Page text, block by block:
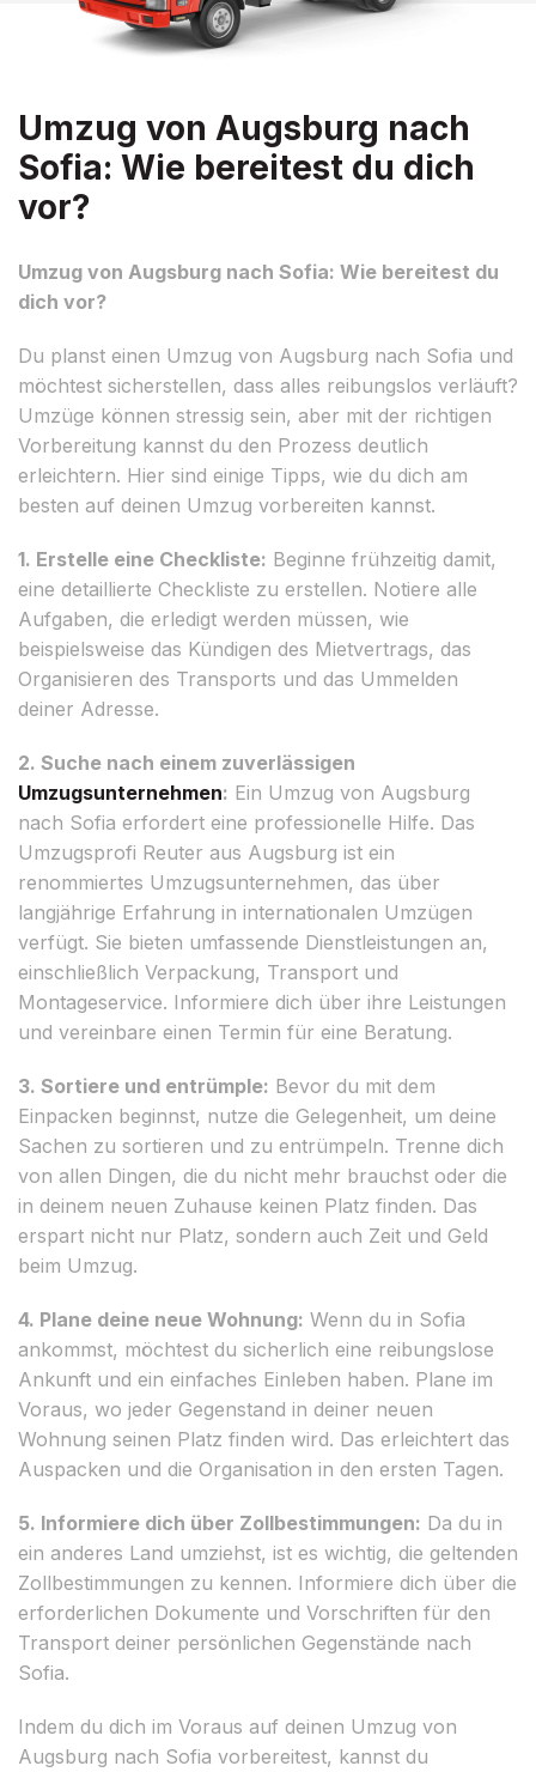
Umzug von Augsburg nach
Sofia: Wie bereitest du dich
vor?
Umzug von Augsburg nach Sofia: Wie bereitest du
dich vor?
Du planst einen Umzug von Augsburg nach Sofia und
möchtest sicherstellen, dass alles reibungslos verläuft?
Umzüge können stressig sein, aber mit der richtigen
Vorbereitung kannst du den Prozess deutlich
erleichtern. Hier sind einige Tipps, wie du dich am
besten auf deinen Umzug vorbereiten kannst.
1. Erstelle eine Checkliste: Beginne frühzeitig damit,
eine detaillierte Checkliste zu erstellen. Notiere alle
Aufgaben, die erledigt werden müssen, wie
beispielsweise das Kündigen des Mietvertrags, das
Organisieren des Transports und das Ummelden
deiner Adresse.
2. Suche nach einem zuverlässigen
Umzugsunternehmen: Ein Umzug von Augsburg
nach Sofia erfordert eine professionelle Hilfe. Das
Umzugsprofi Reuter aus Augsburg ist ein
renommiertes Umzugsunternehmen, das über
langjährige Erfahrung in internationalen Umzügen
verfügt. Sie bieten umfassende Dienstleistungen an,
einschließlich Verpackung, Transport und
Montageservice. Informiere dich über ihre Leistungen
und vereinbare einen Termin für eine Beratung.
3. Sortiere und entrümple: Bevor du mit dem
Einpacken beginnst, nutze die Gelegenheit, um deine
Sachen zu sortieren und zu entrümpeln. Trenne dich
von allen Dingen, die du nicht mehr brauchst oder die
in deinem neuen Zuhause keinen Platz finden. Das
erspart nicht nur Platz, sondern auch Zeit und Geld
beim Umzug.
4. Plane deine neue Wohnung: Wenn du in Sofia
ankommst, möchtest du sicherlich eine reibungslose
Ankunft und ein einfaches Einleben haben. Plane im
Voraus, wo jeder Gegenstand in deiner neuen
Wohnung seinen Platz finden wird. Das erleichtert das
Auspacken und die Organisation in den ersten Tagen.
5. Informiere dich über Zollbestimmungen: Da du in
ein anderes Land umziehst, ist es wichtig, die geltenden
Zollbestimmungen zu kennen. Informiere dich über die
erforderlichen Dokumente und Vorschriften für den
Transport deiner persönlichen Gegenstände nach
Sofia.
Indem du dich im Voraus auf deinen Umzug von
Augsburg nach Sofia vorbereitest, kannst du